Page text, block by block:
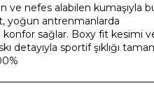
ve nefes alabilen kumaşıyla
yoğun antrenmanlarda
sağlar. Boxy fit kesimi
detayıyla sportif şıklığı